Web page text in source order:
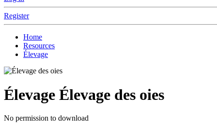
Register
Home
Resources
Élevage
Élevage Élevage des oies
No permission to download